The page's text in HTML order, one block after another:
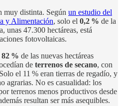
muy distinta. Según un estudio del
y Alimentación, solo el 0,2 % de la
unas 47.300 hectáreas, está
fotovoltaicas.
82 % de las nuevas hectáreas
de terrenos de secano, con
el 11 % eran tierras de regadío, y
agrarias. No es casualidad: los
terrenos menos productivos desde
resultan ser más asequibles.